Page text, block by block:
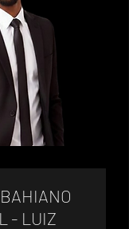
- LUIZ